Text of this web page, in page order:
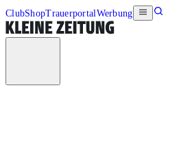
ClubShopTrauerportalWerbung